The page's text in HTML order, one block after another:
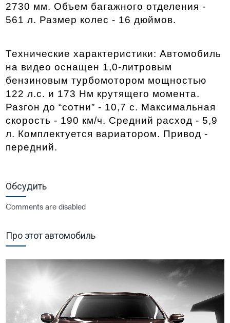
2730 мм. Объем багажного отделения -
561 л. Размер колес - 16 дюймов.
Технические характеристики: Автомобиль
на видео оснащен 1,0-литровым
бензиновым турбомотором мощностью
122 л.с. и 173 Нм крутящего момента.
Разгон до “сотни” - 10,7 с. Максимальная
скорость - 190 км/ч. Средний расход - 5,9
л. Комплектуется вариатором. Привод -
передний.
Обсудить
Comments are disabled
Про этот автомобиль